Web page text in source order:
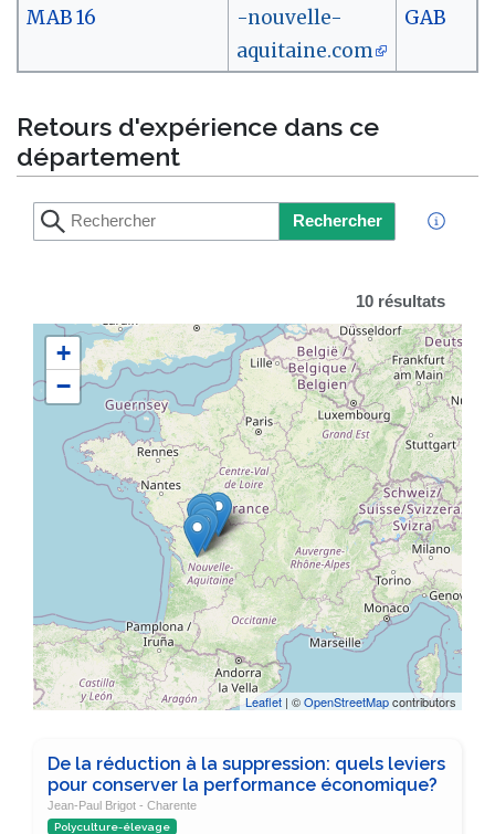
MAB 16
-nouvelle-
aquitaine.com
GAB
Retours d'expérience dans ce
département
Rechercher
10 résultats
+
−
Leaflet | ©OpenStreetMapcontributors
De la réduction à la suppression: quels leviers
pour conserver la performance économique?
Jean-Paul Brigot - Charente
Polyculture-élevage